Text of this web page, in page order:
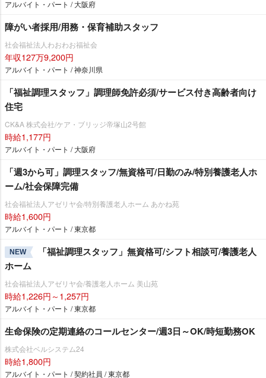
アルバイト・パート / 大阪府
障がい者採用/用務・保育補助スタッフ
社会福祉法人わおわお福祉会
年収127万9,200円
アルバイト・パート / 神奈川県
「福祉調理スタッフ」調理師免許必須/サービス付き高齢者向け
住宅
CK&A 株式会社/ケア・ブリッジ帝塚山2号館
時給1,177円
アルバイト・パート / 大阪府
「週3から可」調理スタッフ/無資格可/日勤のみ/特別養護老人ホ
ーム/社会保障完備
社会福祉法人アゼリヤ会/特別養護老人ホーム あかね苑
時給1,600円
アルバイト・パート / 東京都
NEW
「福祉調理スタッフ」無資格可/シフト相談可/養護老人
ホーム
社会福祉法人アゼリヤ会/養護老人ホーム 美山苑
時給1,226円～1,257円
アルバイト・パート / 東京都
生命保険の定期連絡のコールセンター/週3日～OK/時短勤務OK
株式会社ベルシステム24
時給1,800円
アルバイト・パート / 契約社員 / 東京都